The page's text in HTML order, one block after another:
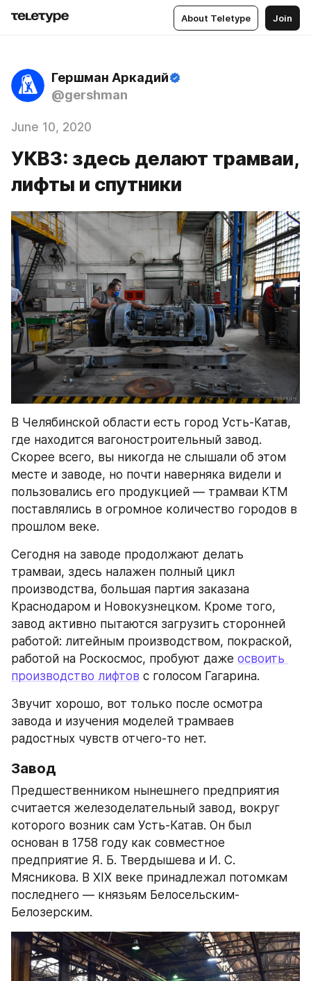
About Teletype Join
Гершман Аркадий
@gershman
June 10, 2020
УКВЗ: здесь делают трамваи,
лифты и спутники
В Челябинской области есть город Усть-Катав,
где находится вагоностроительный завод.
Скорее всего, вы никогда не слышали об этом
месте и заводе, но почти наверняка видели и
пользовались его продукцией — трамваи КТМ
поставлялись в огромное количество городов в
прошлом веке.
Сегодня на заводе продолжают делать
трамваи, здесь налажен полный цикл
производства, большая партия заказана
Краснодаром и Новокузнецком. Кроме того,
завод активно пытаются загрузить сторонней
работой: литейным производством, покраской,
работой на Роскосмос, пробуют даже освоить
производство лифтов с голосом Гагарина.
Звучит хорошо, вот только после осмотра
завода и изучения моделей трамваев
радостных чувств отчего-то нет.
Завод
Предшественником нынешнего предприятия
считается железоделательный завод, вокруг
которого возник сам Усть-Катав. Он был
основан в 1758 году как совместное
предприятие Я. Б. Твердышева и И. С.
Мясникова. В XIX веке принадлежал потомкам
последнего — князьям Белосельским-
Белозерским.